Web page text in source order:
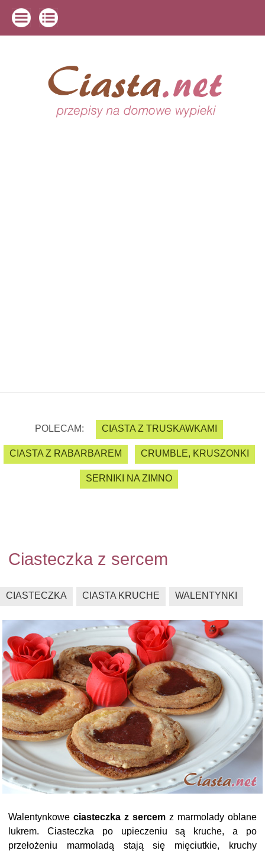
POLECAM: CIASTA Z TRUSKAWKAMI
CIASTA Z RABARBAREM CRUMBLE, KRUSZONKI
SERNIKI NA ZIMNO
Ciasteczka z sercem
CIASTECZKA CIASTA KRUCHE WALENTYNKI
Walentynkowe ciasteczka z sercem z marmolady oblane
lukrem. Ciasteczka po upieczeniu są kruche, a po
przełożeniu marmoladą stają się mięciutkie, kruchy